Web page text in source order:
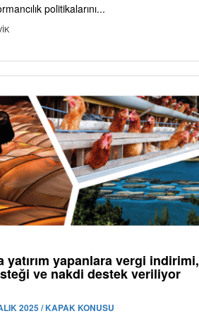
politikalarını...
yatırım yapanlara vergi indirimi,
ve nakdi destek veriliyor
2025 / KAPAK KONUSU